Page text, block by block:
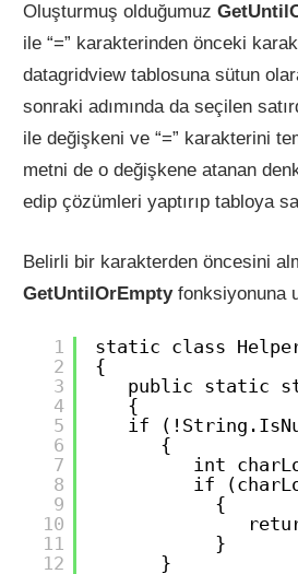
Oluşturmuş olduğumuz
ile “=” karakterinden önceki
datagridview tablosuna sütun
sonraki adımında da seçilen
ile değişkeni ve “=” karakterini
metni de o değişkene atanan
edip çözümleri yaptırıp tabloya
Belirli bir karakterden öncesini
GetUntilOrEmptyfonksiyonuna
1
2
3
4
5
6
7
8
9
10
11
12
static class
{
public static
{
if
{
int
if
{
}
}